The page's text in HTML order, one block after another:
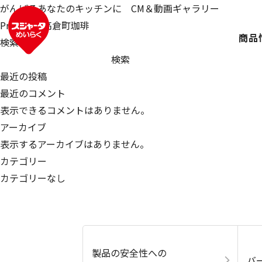
商品
がんばるあなたのキッチンに CM＆動画ギャラリー
投
稿
ビ
ゲ
ー
シ
ョ
ン
Previous:高倉町珈琲
検索
検索
最近の投稿
最近のコメント
表示できるコメントはありません。
アーカイブ
表示するアーカイブはありません。
カテゴリー
カテゴリーなし
製品の安全性への